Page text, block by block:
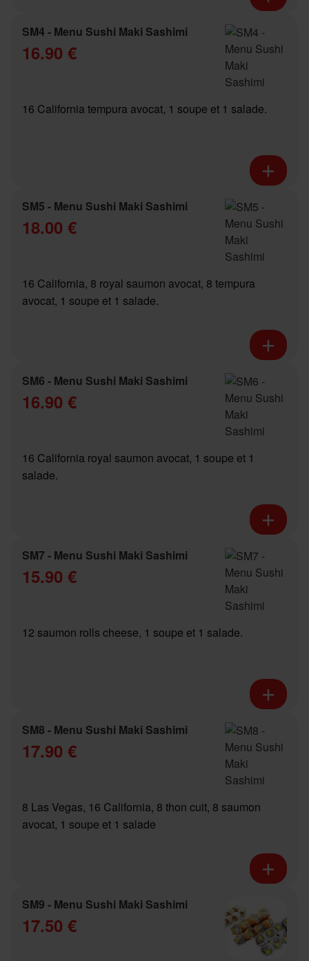
SM4 - Menu Sushi Maki Sashimi
16.90 €
16 California tempura avocat, 1 soupe et 1 salade.
SM5 - Menu Sushi Maki Sashimi
18.00 €
16 California, 8 royal saumon avocat, 8 tempura
avocat, 1 soupe et 1 salade.
SM6 - Menu Sushi Maki Sashimi
16.90 €
16 California royal saumon avocat, 1 soupe et 1
salade.
SM7 - Menu Sushi Maki Sashimi
15.90 €
12 saumon rolls cheese, 1 soupe et 1 salade.
SM8 - Menu Sushi Maki Sashimi
17.90 €
8 Las Vegas, 16 California, 8 thon cuit, 8 saumon
avocat, 1 soupe et 1 salade
SM9 - Menu Sushi Maki Sashimi
17.50 €